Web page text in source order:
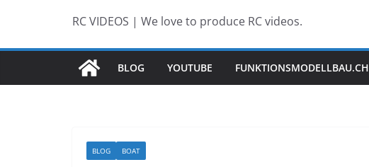
RC VIDEOS | We love to produce RC videos.
BLOG YOUTUBE FUNKTIONSMODELLBAU.CH
BLOG BOAT